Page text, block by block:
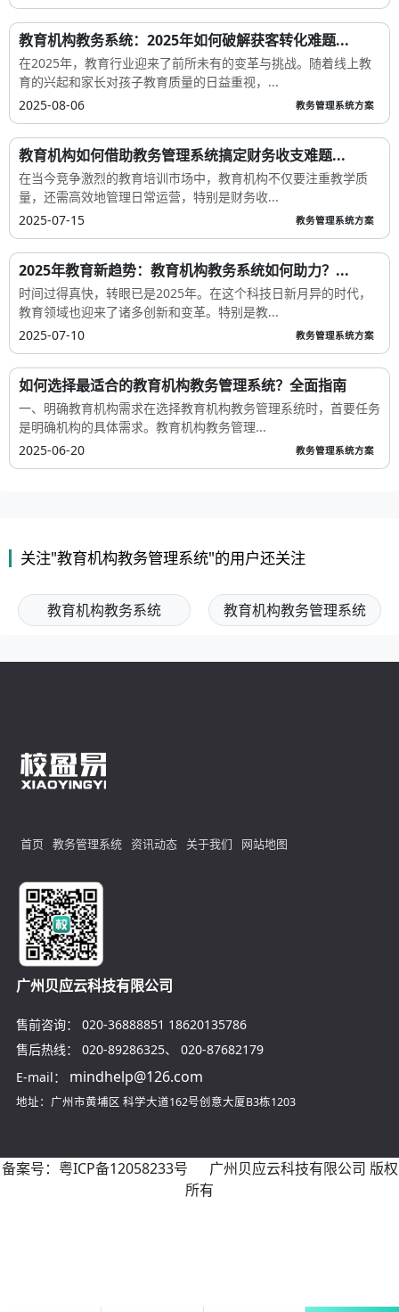
教育机构教务系统：2025年如何破解获客转化难题...
在2025年，教育行业迎来了前所未有的变革与挑战。随着线上教
育的兴起和家长对孩子教育质量的日益重视，...
2025-08-06
教务管理系统方案
教育机构如何借助教务管理系统搞定财务收支难题...
在当今竞争激烈的教育培训市场中，教育机构不仅要注重教学质
量，还需高效地管理日常运营，特别是财务收...
2025-07-15
教务管理系统方案
2025年教育新趋势：教育机构教务系统如何助力？...
时间过得真快，转眼已是2025年。在这个科技日新月异的时代，
教育领域也迎来了诸多创新和变革。特别是教...
2025-07-10
教务管理系统方案
如何选择最适合的教育机构教务管理系统？全面指南
一、明确教育机构需求在选择教育机构教务管理系统时，首要任务
是明确机构的具体需求。教育机构教务管理...
2025-06-20
教务管理系统方案
关注"教育机构教务管理系统"的用户还关注
教育机构教务系统 教育机构教务管理系统
首页 教务管理系统 资讯动态 关于我们 网站地图
广州贝应云科技有限公司
售前咨询： 020-36888851 18620135786
售后热线：
020-89286325、 020-87682179
E-mail：
mindhelp@126.com
地址：广州市黄埔区 科学大道162号创意大厦B3栋1203
备案号： 粤ICP备12058233号 广州贝应云科技有限公司 版权
所有